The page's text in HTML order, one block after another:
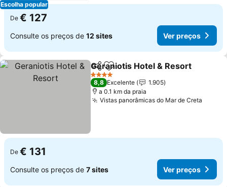
Escolha popular
De € 127
Consulte os preços de 12 sites Ver preços
PartilharAdicionar aos favoritos
Geraniotis Hotel & Resort
4 Estrelas
8,8 Excelente
1.905
a 0.1 km da praia
Vistas panorâmicas do Mar de Creta
De € 131
Consulte os preços de 7 sites Ver preços